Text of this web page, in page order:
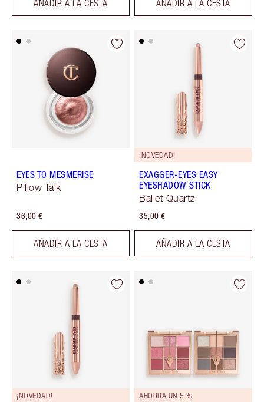
AÑADIR A LA CESTA AÑADIR A LA CESTA
EYES TO MESMERISE
Pillow Talk
36,00 €
AÑADIR A LA CESTA
¡NOVEDAD!
EXAGGER-EYES EASY
EYESHADOW STICK
Ballet Quartz
35,00 €
AÑADIR A LA CESTA
¡NOVEDAD! AHORRA UN 5 %